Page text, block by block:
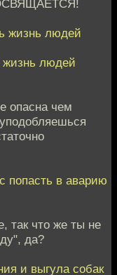
жизнь людей
жизнь людей
опасна чем
в аварию
так что же ты не
да?
и выгула собак